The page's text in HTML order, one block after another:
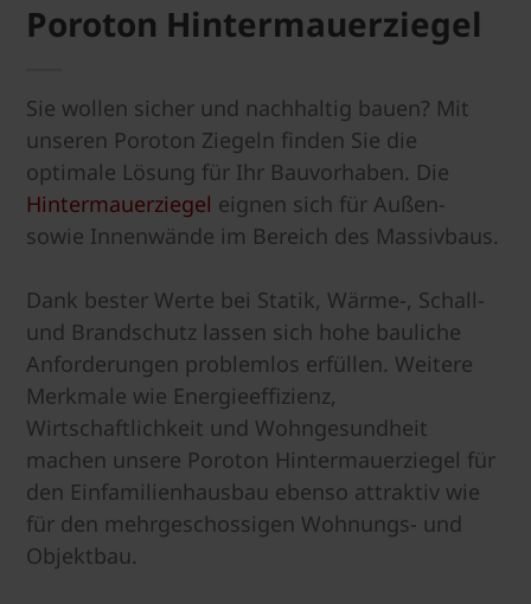
Poroton Hintermauerziegel
Sie wollen sicher und nachhaltig bauen? Mit
unseren Poroton Ziegeln finden Sie die
optimale Lösung für Ihr Bauvorhaben. Die
Hintermauerziegel eignen sich für Außen-
sowie Innenwände im Bereich des Massivbaus.
Dank bester Werte bei Statik, Wärme-, Schall-
und Brandschutz lassen sich hohe bauliche
Anforderungen problemlos erfüllen. Weitere
Merkmale wie Energieeffizienz,
Wirtschaftlichkeit und Wohngesundheit
machen unsere Poroton Hintermauerziegel für
den Einfamilienhausbau ebenso attraktiv wie
für den mehrgeschossigen Wohnungs- und
Objektbau.